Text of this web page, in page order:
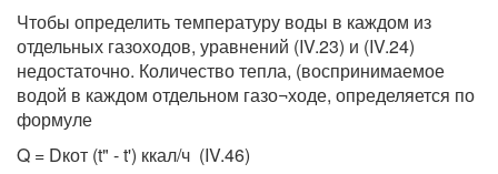
Чтобы определить температуру воды в каждом из
отдельных газоходов, уравнений (IV.23) и (IV.24)
недостаточно. Количество тепла, (воспринимаемое
водой в каждом отдельном газо¬ходе, определяется по
формуле
Q = Dкот (t" - t') ккал/ч (IV.46)